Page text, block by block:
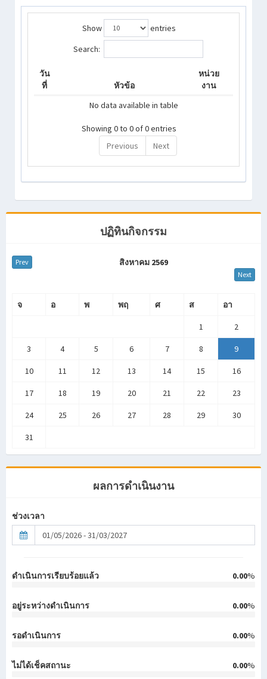
Show
entries
Search:
วัน
ที่
หัวข้อ
หน่วย
งาน
No data available in table
Showing 0 to 0 of 0 entries
Previous
Next
ปฏิทินกิจกรรม
Prev สิงหาคม 2569
Next
จ อ พ พฤ ศ ส อา
1 2
3 4 5 6 7 8 9
10 11 12 13 14 15 16
17 18 19 20 21 22 23
24 25 26 27 28 29 30
31
ผลการดำเนินงาน
ช่วงเวลา
ดำเนินการเรียบร้อยแล้ว 0.00%
อยู่ระหว่างดำเนินการ 0.00%
รอดำเนินการ 0.00%
ไม่ได้เช็คสถานะ 0.00%